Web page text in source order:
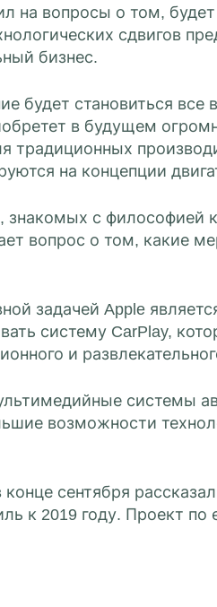
на вопросы о том,
сдвигов
бизнес.
будет становиться
в будущем
традиционных
на концепции
знакомых с философией
вопрос о том, какие
задачей Apple
систему CarPlay,
и
системы
возможности
сентября
к 2019 году. Проект по